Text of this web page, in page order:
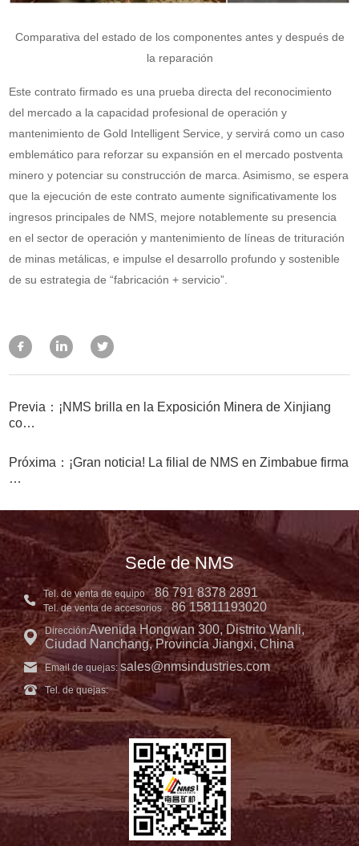
Comparativa del estado de los componentes antes y después de
la reparación
Este contrato firmado es una prueba directa del reconocimiento
del mercado a la capacidad profesional de operación y
mantenimiento de Gold Intelligent Service, y servirá como un caso
emblemático para reforzar su expansión en el mercado postventa
minero y potenciar su construcción de marca. Asimismo, se espera
que la ejecución de este contrato aumente significativamente los
ingresos principales de NMS, mejore notablemente su presencia
en el sector de operación y mantenimiento de líneas de trituración
de minas metálicas, e impulse el desarrollo profundo y sostenible
de su estrategia de “fabricación + servicio”.
Previa：¡NMS brilla en la Exposición Minera de Xinjiang
co…
Próxima：¡Gran noticia! La filial de NMS en Zimbabue firma
…
Sede de NMS
Tel. de venta de equipo 86 791 8378 2891
Tel. de venta de accesorios 86 15811193020
Dirección:Avenida Hongwan 300, Distrito Wanli,
Ciudad Nanchang, Provincia Jiangxi, China
Email de quejas: sales@nmsindustries.com
Tel. de quejas: